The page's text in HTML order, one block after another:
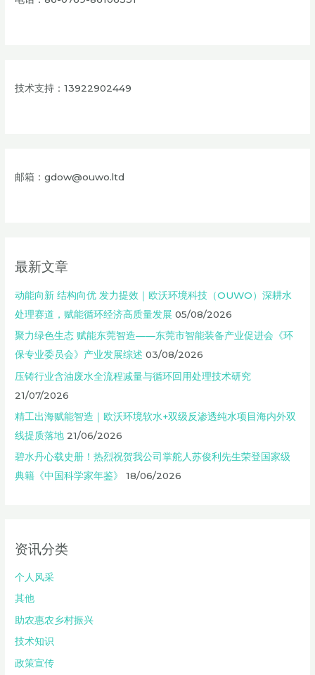
技术支持：13922902449
邮箱：gdow@ouwo.ltd
最新文章
动能向新 结构向优 发力提效｜欧沃环境科技（OUWO）深耕水
处理赛道，赋能循环经济高质量发展 05/08/2026
聚力绿色生态 赋能东莞智造——东莞市智能装备产业促进会《环
保专业委员会》产业发展综述 03/08/2026
压铸行业含油废水全流程减量与循环回用处理技术研究
21/07/2026
精工出海赋能智造｜欧沃环境软水+双级反渗透纯水项目海内外双
线提质落地 21/06/2026
碧水丹心载史册！热烈祝贺我公司掌舵人苏俊利先生荣登国家级
典籍《中国科学家年鉴》
18/06/2026
资讯分类
个人风采
其他
助农惠农乡村振兴
技术知识
政策宣传